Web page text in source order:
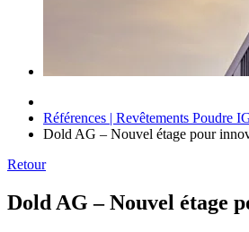
Références | Revêtements Poudre
Dold AG – Nouvel étage pour
Retour
Dold AG – Nouvel étage